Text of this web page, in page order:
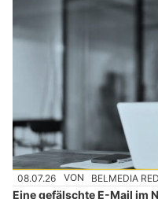
08.07.26 VON BELMEDIA
Eine gefälschte E-Mail im